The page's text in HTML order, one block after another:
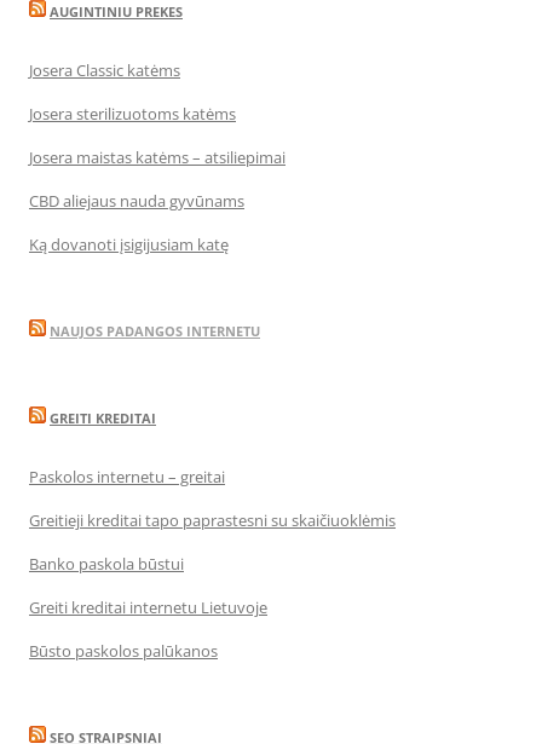
AUGINTINIU PREKES
Josera Classic katėms
Josera sterilizuotoms katėms
Josera maistas katėms – atsiliepimai
CBD aliejaus nauda gyvūnams
Ką dovanoti įsigijusiam katę
NAUJOS PADANGOS INTERNETU
GREITI KREDITAI
Paskolos internetu – greitai
Greitieji kreditai tapo paprastesni su skaičiuoklėmis
Banko paskola būstui
Greiti kreditai internetu Lietuvoje
Būsto paskolos palūkanos
SEO STRAIPSNIAI